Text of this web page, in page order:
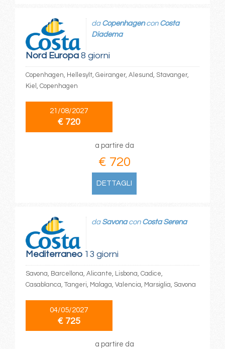
Nord Europa8 giorni
da Copenhagencon Costa
Diadema
Copenhagen, Hellesylt, Geiranger, Alesund, Stavanger,
Kiel, Copenhagen
21/08/2027
€ 720
a partire da
€ 720
DETTAGLI
Mediterraneo13 giorni
da Savonacon Costa Serena
Savona, Barcellona, Alicante, Lisbona, Cadice,
Casablanca, Tangeri, Malaga, Valencia, Marsiglia, Savona
04/05/2027
€ 725
a partire da